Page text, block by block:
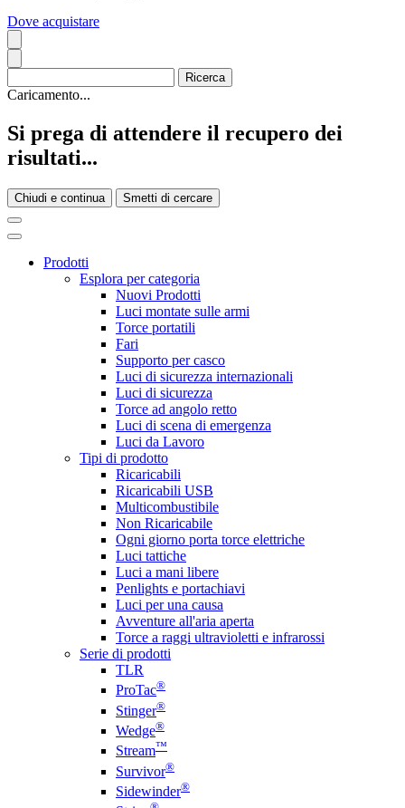
Dove acquistare
Caricamento...
Si prega di attendere il recupero dei
risultati...
Chiudi e continua Smetti di cercare
Prodotti
Esplora per categoria
Nuovi Prodotti
Luci montate sulle armi
Torce portatili
Fari
Supporto per casco
Luci di sicurezza internazionali
Luci di sicurezza
Torce ad angolo retto
Luci di scena di emergenza
Luci da Lavoro
Tipi di prodotto
Ricaricabili
Ricaricabili USB
Multicombustibile
Non Ricaricabile
Ogni giorno porta torce elettriche
Luci tattiche
Luci a mani libere
Penlights e portachiavi
Luci per una causa
Avventure all'aria aperta
Torce a raggi ultravioletti e infrarossi
Serie di prodotti
TLR
ProTac®
Stinger®
Wedge®
Stream™
Survivor®
Sidewinder®